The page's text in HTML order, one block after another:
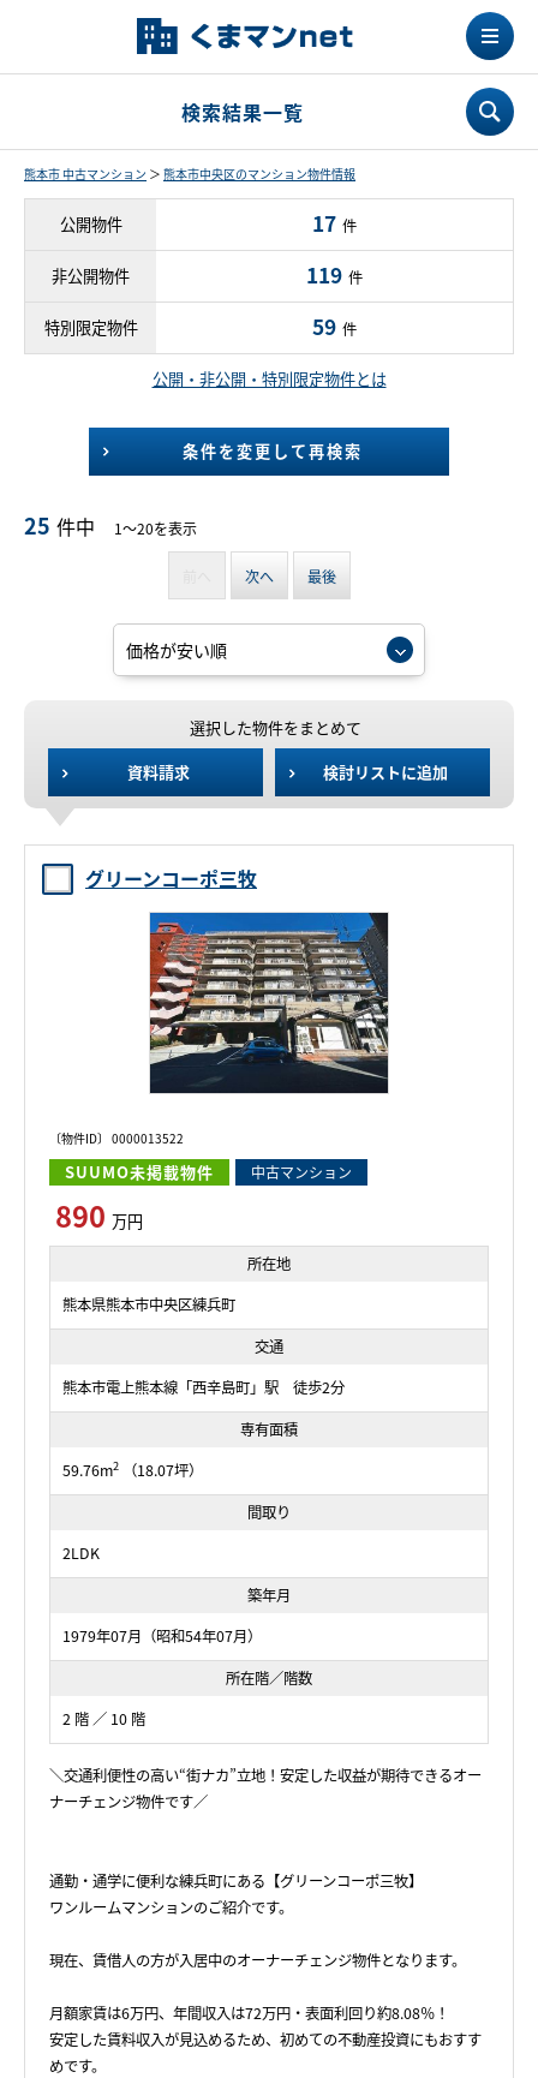
検索結果一覧
熊本市 中古マンション ＞ 熊本市中央区のマンション物件情報
公開物件 17 件
非公開物件 119 件
特別限定物件 59 件
公開・非公開・特別限定物件とは
条件を変更して再検索
25 件中 1～20を表示
次へ 最後
選択した物件をまとめて
資料請求
検討リストに追加
グリーンコーポ三牧
〔物件ID〕 0000013522
SUUMO未掲載物件 中古マンション
890 万円
所在地
熊本県熊本市中央区練兵町
交通
熊本市電上熊本線「西辛島町」駅 徒歩2分
専有面積
59.76m2
（18.07坪）
間取り
2LDK
築年月
1979年07月（昭和54年07月）
所在階／階数
2 階 ／ 10 階
＼交通利便性の高い“街ナカ”立地！安定した収益が期待できるオー
ナーチェンジ物件です／
通勤・通学に便利な練兵町にある【グリーンコーポ三牧】
ワンルームマンションのご紹介です。
現在、賃借人の方が入居中のオーナーチェンジ物件となります。
月額家賃は6万円、年間収入は72万円・表面利回り約8.08％！
安定した賃料収入が見込めるため、初めての不動産投資にもおすす
めです。